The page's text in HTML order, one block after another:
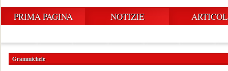
PRIMA PAGINA NOTIZIE
Grammichele